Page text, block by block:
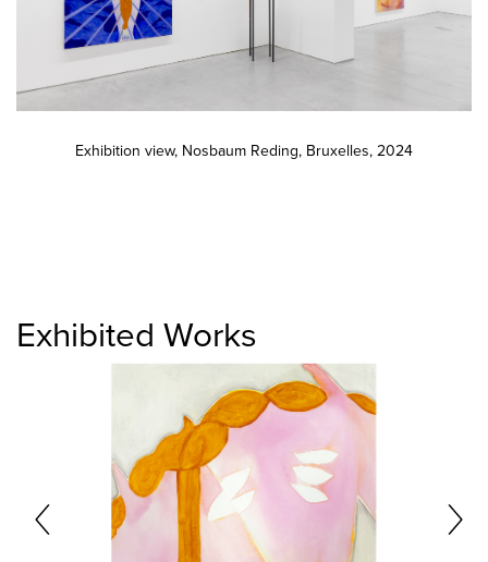
Exhibition view, Nosbaum Reding, Bruxelles, 2024
Exhibited Works